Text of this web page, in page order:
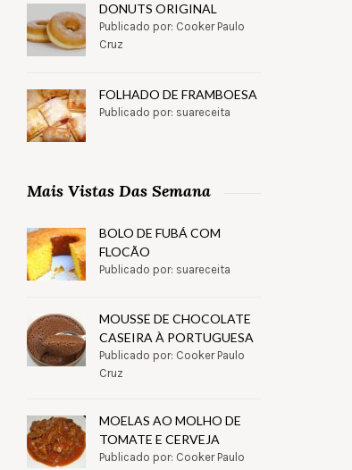
DONUTS ORIGINAL
Publicado por: Cooker Paulo
Cruz
FOLHADO DE FRAMBOESA
Publicado por: suareceita
Mais Vistas Das Semana
BOLO DE FUBÁ COM
FLOCÃO
Publicado por: suareceita
MOUSSE DE CHOCOLATE
CASEIRA À PORTUGUESA
Publicado por: Cooker Paulo
Cruz
MOELAS AO MOLHO DE
TOMATE E CERVEJA
Publicado por: Cooker Paulo